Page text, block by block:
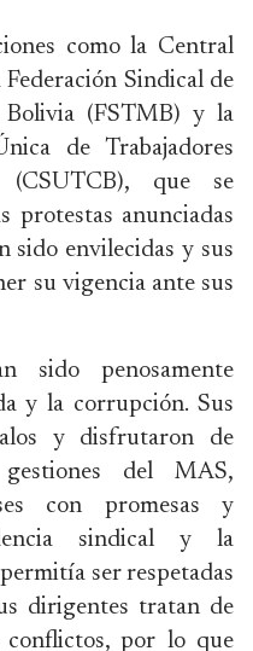
como la Central
Sindical de
Bolivia (FSTMB) y la
de Trabajadores
(CSUTCB), que se
protestas anunciadas
sido envilecidas y sus
su vigencia ante sus
sido penosamente
y la corrupción. Sus
y disfrutaron de
del MAS,
con promesas y
sindical y la
ser respetadas
dirigentes tratan de
conflictos, por lo que